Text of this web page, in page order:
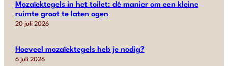
Mozaïektegels in het toilet: dé manier om een kleine
ruimte groot te laten ogen
20 juli 2026
Hoeveel mozaïektegels heb je nodig?
6 juli 2026